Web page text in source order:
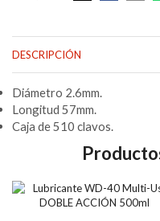
DESCRIPCIÓN
Diámetro 2.6mm.
Longitud 57mm.
Caja de 510 clavos.